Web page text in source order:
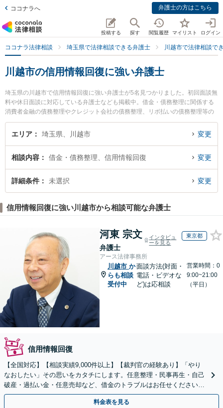
ココナラへ 弁護士の方はこちら
投稿する 探す 閲覧履歴 マイリスト ログイン
ココナラ法律相談 埼玉県で法律相談できる弁護士 川越市で法律相談で
川越市の信用情報回復に強い弁護士
埼玉県の川越市で信用情報回復に強い弁護士が5名見つかりました。初回面談無
料や休日面談に対応している弁護士なども掲載中。借金・債務整理に関係する
消費者金融の債務整理やクレジット会社の債務整理、リボ払いの債務整理等の
細かな分野での絞り込み検索もでき便利です。特に佐藤寛太法律事務所の佐藤
寛太弁護士や新井哲三郎法律事務所の新井 哲三郎弁護士、重成大毅法律事務所
護士に相談したい』『信用情報回復のトラブル解決の実績豊富な近くの弁護士
を検索したい』『初回相談無料で信用情報回復を法律相談できる川越市内の弁
護士に相談予約したい』などでお困りの相談者さんにおすすめです。
エリア 埼玉県、川越市 変更
相談内容 借金・債務整理、信用情報回復 変更
詳細条件 未選択 変更
信用情報回復に強い川越市から相談可能な弁護士
河東 宗文
弁護士
インタビュ
ーを見る
東京都
アース法律事務所
川越市 か
らも相談
受付中
面談方法(対面・
電話・ビデオな
ど)は応相談
営業時間：0
9:00~21:00
（平日）
信用情報回復
【全国対応】【相談実績9,000件以上】【裁判官の経験あり】「やり
なおしたい」その思いをカタチにします。任意整理・民事再生・自己
破産・過払い金・任意売却など、借金のトラブルはお任せください。
【初回相談無料】【全国対応可能】
料金表を見る